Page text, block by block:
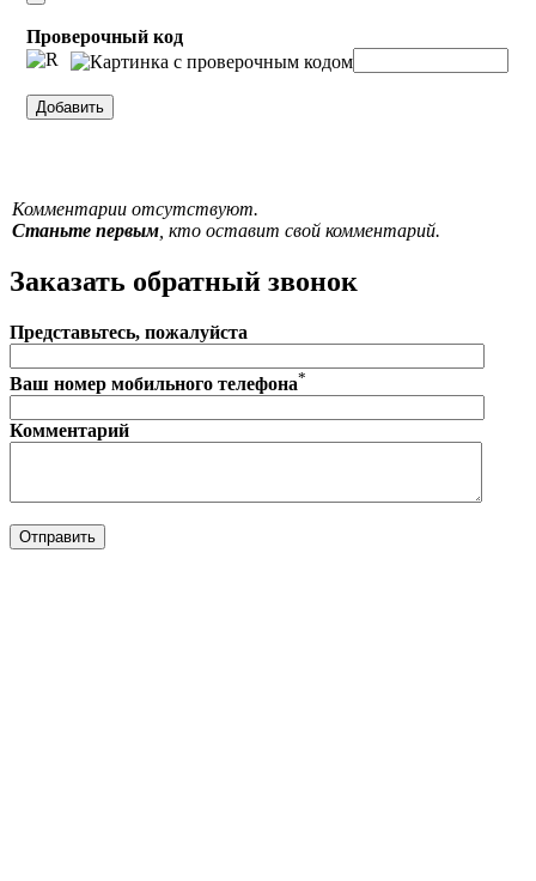
Проверочный код
Комментарии отсутствуют.
Станьте первым, кто оставит свой комментарий.
Заказать обратный звонок
Представьтесь, пожалуйста
Ваш номер мобильного телефона*
Комментарий